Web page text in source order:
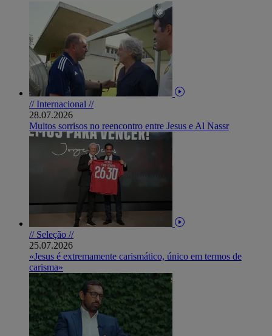
// Internacional //
28.07.2026
Muitos sorrisos no reencontro entre Jesus e Al Nassr
// Seleção //
25.07.2026
«Jesus é extremamente carismático, único em termos de
carisma»